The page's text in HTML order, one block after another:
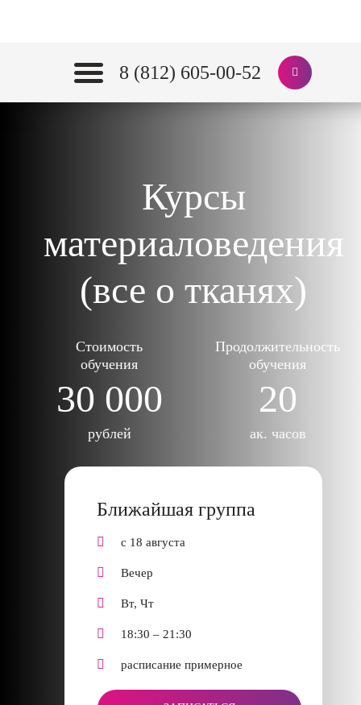
8 (812) 605-00-52
Курсы
материаловедения
(все о тканях)
Стоимость
обучения
30 000
рублей
Продолжительность
обучения
20
ак. часов
Ближайшая группа
с 18 августа
Вечер
Вт, Чт
18:30 – 21:30
расписание примерное